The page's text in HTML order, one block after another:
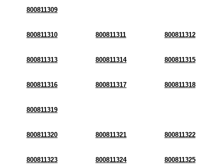
800811309
800811310 800811311 800811312
800811313 800811314 800811315
800811316 800811317 800811318
800811319
800811320 800811321 800811322
800811323 800811324 800811325